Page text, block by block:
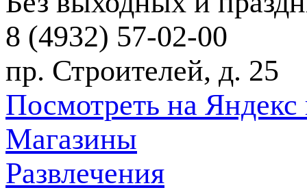
8 (4932) 57-02-00
пр. Строителей, д. 25
Посмотреть на Яндекс
Магазины
Развлечения